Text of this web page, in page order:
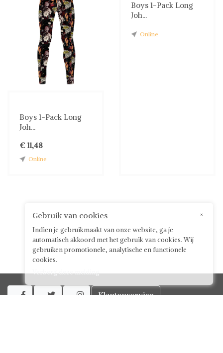
Boys 1-Pack Long
Joh...
€ 11,48
Online
Boys 1-Pack Long
Joh...
Online
   Klantenservice
×
Gebruik van cookies
Indien je gebruikmaakt van onze website, ga je
automatisch akkoord met het gebruik van cookies. Wij
gebruiken promotionele, analytische en functionele
cookies.
Verberg deze melding